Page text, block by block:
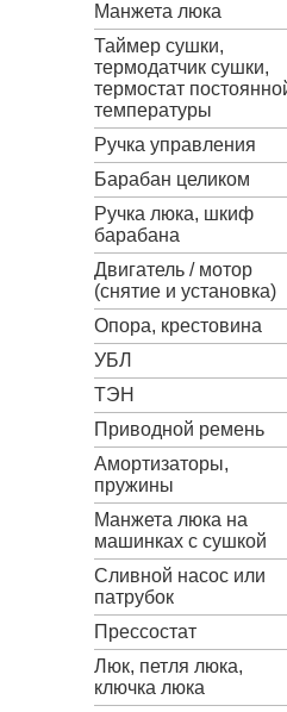
Манжета люка
Таймер сушки,
термодатчик сушки,
термостат
температуры
Ручка управления
Барабан целиком
Ручка люка, шкиф
барабана
Двигатель / мотор
(снятие и установка)
Опора, крестовина
УБЛ
ТЭН
Приводной ремень
Амортизаторы,
пружины
Манжета люка на
машинках с сушкой
Сливной насос или
патрубок
Прессостат
Люк, петля люка,
ключка люка